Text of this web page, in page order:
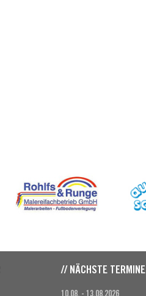
// NÄCHSTE TERMINE
10.08. - 13.08.2026